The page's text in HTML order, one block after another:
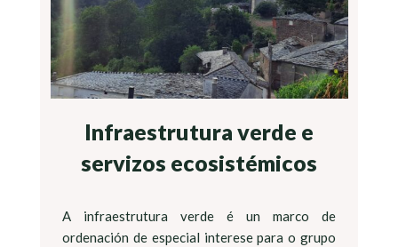
Infraestrutura verde e
servizos ecosistémicos
A infraestrutura verde é un marco de
ordenación de especial interese para o grupo